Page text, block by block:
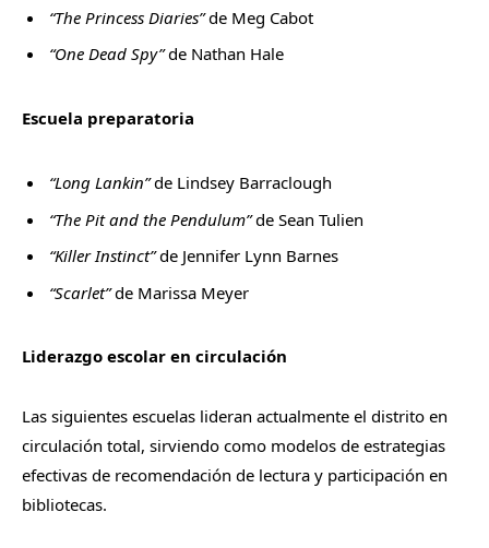
“The Princess Diaries”de Meg Cabot
“One Dead Spy”de Nathan Hale
Escuela preparatoria
“Long Lankin”de Lindsey Barraclough
“The Pit and the Pendulum”de Sean Tulien
“Killer Instinct”de Jennifer Lynn Barnes
“Scarlet”de Marissa Meyer
Liderazgo escolar en circulación
Las siguientes escuelas lideran actualmente el distrito en
circulación total, sirviendo como modelos de estrategias
efectivas de recomendación de lectura y participación en
bibliotecas.